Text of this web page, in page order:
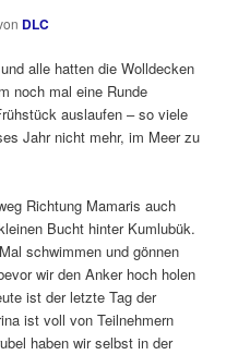
DLC
alle hatten die Wolldecken
noch mal eine Runde
auslaufen – so viele
Jahr nicht mehr, im Meer zu
Richtung Mamaris auch
Bucht hinter Kumlubük.
schwimmen und gönnen
wir den Anker hoch holen
ist der letzte Tag der
ist voll von Teilnehmern
haben wir selbst in der